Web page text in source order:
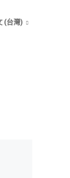
(台灣)